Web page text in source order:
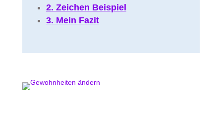
2. Zeichen Beispiel
3. Mein Fazit